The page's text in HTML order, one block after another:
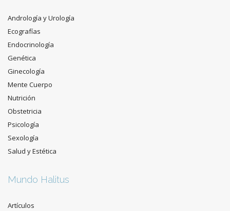
Andrología y Urología
Ecografías
Endocrinología
Genética
Ginecología
Mente Cuerpo
Nutrición
Obstetricia
Psicología
Sexología
Salud y Estética
Mundo Halitus
Artículos